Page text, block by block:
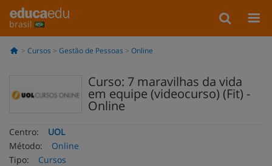
brasil
Cursos Gestão de Pessoas Online
Curso: 7 maravilhas da vida
em equipe (videocurso) (Fit) -
Online
Centro:
UOL
Método:
Online
Tipo:
Cursos